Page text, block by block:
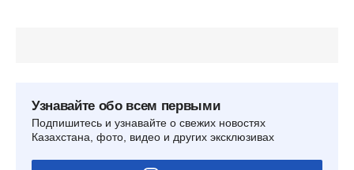
Узнавайте обо всем первыми
Подпишитесь и узнавайте о свежих новостях
Казахстана, фото, видео и других эксклюзивах